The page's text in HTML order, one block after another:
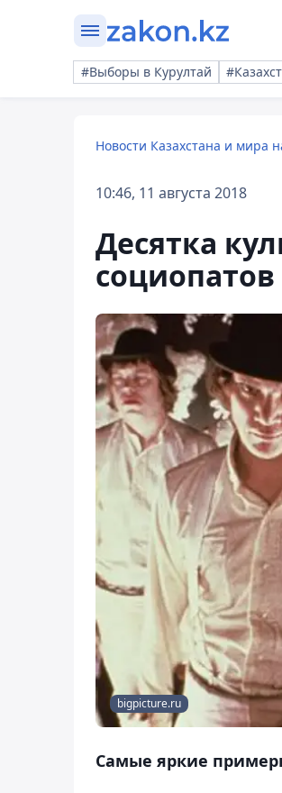
#Выборы в Курултай
Новости Казахстана и мира
10:46, 11 августа 2018
Десятка
социопатов
bigpicture.ru
Самые яркие